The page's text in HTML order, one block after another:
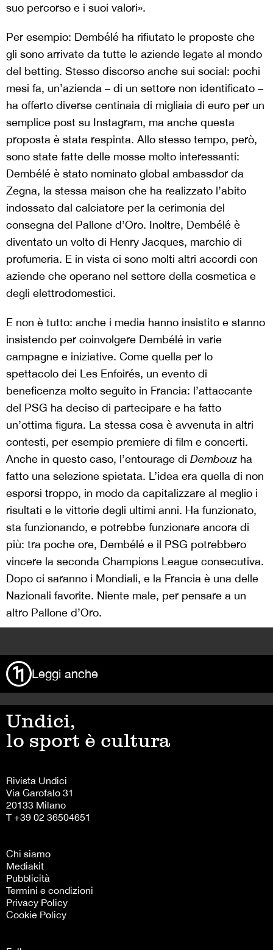
suo percorso e i suoi valori».
Per esempio: Dembélé ha rifiutato le proposte che
gli sono arrivate da tutte le aziende legate al mondo
del betting. Stesso discorso anche sui social: pochi
mesi fa, un’azienda – di un settore non identificato –
ha offerto diverse centinaia di migliaia di euro per un
semplice post su Instagram, ma anche questa
proposta è stata respinta. Allo stesso tempo, però,
sono state fatte delle mosse molto interessanti:
Dembélé è stato nominato global ambassdor da
Zegna, la stessa maison che ha realizzato l’abito
indossato dal calciatore per la cerimonia del
consegna del Pallone d’Oro. Inoltre, Dembélé è
diventato un volto di Henry Jacques, marchio di
profumeria. E in vista ci sono molti altri accordi con
aziende che operano nel settore della cosmetica e
degli elettrodomestici.
E non è tutto: anche i media hanno insistito e stanno
insistendo per coinvolgere Dembélé in varie
campagne e iniziative. Come quella per lo
spettacolo dei Les Enfoirés, un evento di
beneficenza molto seguito in Francia: l’attaccante
del PSG ha deciso di partecipare e ha fatto
un’ottima figura. La stessa cosa è avvenuta in altri
contesti, per esempio premiere di film e concerti.
Anche in questo caso, l’entourage di Dembouz ha
fatto una selezione spietata. L’idea era quella di non
esporsi troppo, in modo da capitalizzare al meglio i
risultati e le vittorie degli ultimi anni. Ha funzionato,
sta funzionando, e potrebbe funzionare ancora di
più: tra poche ore, Dembélé e il PSG potrebbero
vincere la seconda Champions League consecutiva.
Dopo ci saranno i Mondiali, e la Francia è una delle
Nazionali favorite. Niente male, per pensare a un
altro Pallone d’Oro.
Leggi anche
Undici,
lo sport è cultura
Rivista Undici
Via Garofalo 31
20133 Milano
T +39 02 36504651
Chi siamo
Mediakit
Pubblicità
Termini e condizioni
Privacy Policy
Cookie Policy